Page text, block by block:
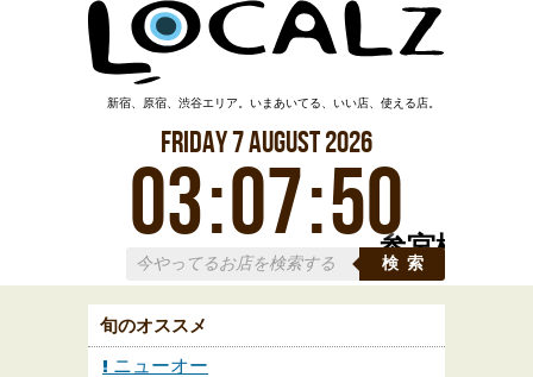
参宮橋
新宿、原宿、渋谷エリア。いまあいてる、いい店、使える店。
Friday7August2026
03:07:50
検索
旬のオススメ
ニューオー